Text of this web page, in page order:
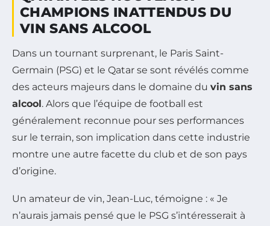
CHAMPIONS INATTENDUS DU
VIN SANS ALCOOL
Dans un tournant surprenant, le Paris Saint-
Germain (PSG) et le Qatar se sont révélés comme
des acteurs majeurs dans le domaine du vin sans
alcool . Alors que l’équipe de football est
généralement reconnue pour ses performances
sur le terrain, son implication dans cette industrie
montre une autre facette du club et de son pays
d’origine.
Un amateur de vin, Jean-Luc, témoigne : « Je
n’aurais jamais pensé que le PSG s’intéresserait à